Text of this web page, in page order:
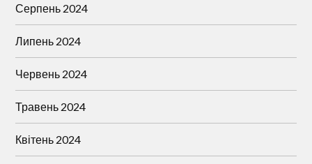
Серпень 2024
Липень 2024
Червень 2024
Травень 2024
Квітень 2024